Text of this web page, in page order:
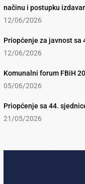
načinu i postupku
12/06/2026
Priopćenje za javnost sa
12/06/2026
Komunalni forum FBiH
05/06/2026
Priopćenje sa 44.
21/05/2026